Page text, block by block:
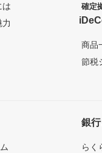
は
確定
商品
節税
銀
らく